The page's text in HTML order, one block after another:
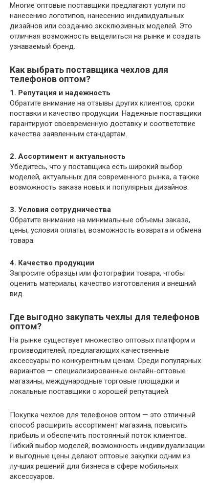
Многие оптовые поставщики предлагают услуги по
нанесению логотипов, нанесению индивидуальных
дизайнов или созданию эксклюзивных моделей. Это
отличная возможность выделиться на рынке и создать
узнаваемый бренд.
Как выбрать поставщика чехлов для
телефонов оптом?
1. Репутация и надежность
Обратите внимание на отзывы других клиентов, сроки
поставки и качество продукции. Надежные поставщики
гарантируют своевременную доставку и соответствие
качества заявленным стандартам.
2. Ассортимент и актуальность
Убедитесь, что у поставщика есть широкий выбор
моделей, актуальных для современного рынка, а также
возможность заказа новых и популярных дизайнов.
3. Условия сотрудничества
Обратите внимание на минимальные объемы заказа,
цены, условия оплаты, возможность возврата и обмена
товара.
4. Качество продукции
Запросите образцы или фотографии товара, чтобы
оценить материалы, качество изготовления и внешний
вид.
Где выгодно закупать чехлы для телефонов
оптом?
На рынке существует множество оптовых платформ и
производителей, предлагающих качественные
аксессуары по конкурентным ценам. Среди популярных
вариантов — специализированные онлайн-оптовые
магазины, международные торговые площадки и
локальные поставщики с хорошей репутацией.
Покупка чехлов для телефонов оптом — это отличный
способ расширить ассортимент магазина, повысить
прибыль и обеспечить постоянный поток клиентов.
Гибкий выбор моделей, возможность индивидуализации
и выгодные цены делают оптовые закупки одним из
лучших решений для бизнеса в сфере мобильных
аксессуаров.